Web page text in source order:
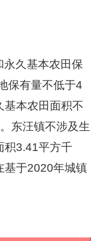
久基本农田保
保有量不低于4
基本农田面积不
东汪镇不涉及生
积3.41平方千
基于2020年城镇